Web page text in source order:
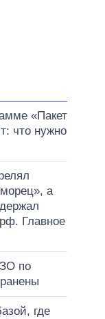
«Пакет
что нужно
а
Главное
по
где